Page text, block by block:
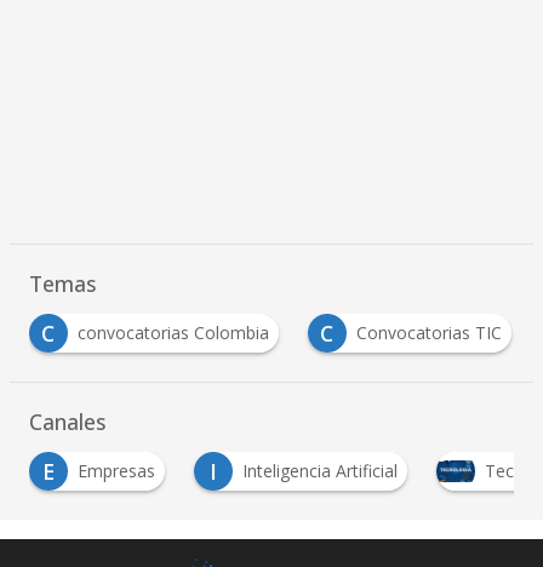
Temas
C
convocatorias Colombia C Convocatorias TIC
Canales
E
Empresas I Inteligencia Artificial